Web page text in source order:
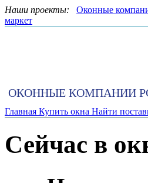
Наши проекты: Оконные
маркет
ОКОННЫЕ КОМПАНИИ
Главная Купить окна Найти
Сейчас в